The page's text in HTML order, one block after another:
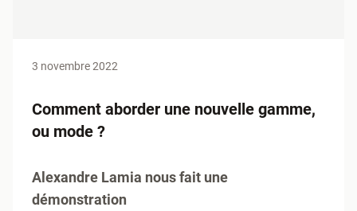
3 novembre 2022
Comment aborder une nouvelle gamme,
ou mode ?
Alexandre Lamia nous fait une
démonstration